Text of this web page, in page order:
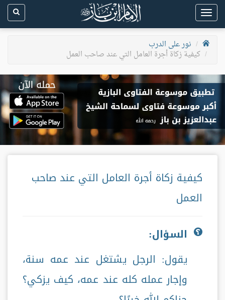
Toggle
navigation
نور على الدرب
كيفية زكاة أجرة العامل التي عند صاحب العمل
كيفية زكاة أجرة العامل التي عند صاحب
العمل
السؤال:
يقول: الرجل يشتغل عند عمه سنة،
وإجار عمله كله عند عمه، كيف يزكي؟